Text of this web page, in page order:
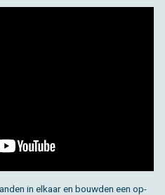
in el­kaar en bouw­den een op­